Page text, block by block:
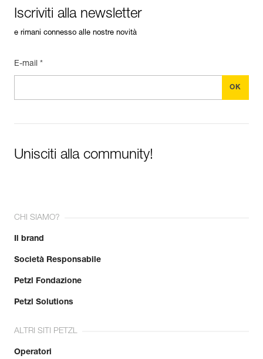
Iscriviti alla newsletter
e rimani connesso alle nostre novità
E-mail *
Unisciti alla community!
CHI SIAMO?
Il brand
Società Responsabile
Petzl Fondazione
Petzl Solutions
ALTRI SITI PETZL
Operatori